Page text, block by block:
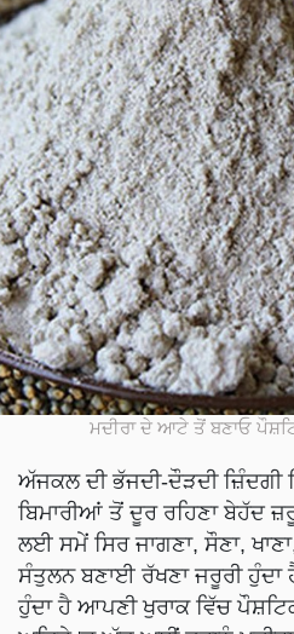
ਮਦੀਰਾ ਦੇ ਆਟੇ ਤੋਂ ਬਣਾਓ
ਅੱਜਕਲ ਦੀ ਭੱਜਦੀ-ਦੌੜਦੀ
ਬਿਮਾਰੀਆਂ ਤੋਂ ਦੂਰ ਰਹਿਣਾ ਬੇਹੱਦ
ਲਈ ਸਮੇਂ ਸਿਰ ਜਾਗਣਾ, ਸੌਣਾ,
ਸੰਤੁਲਨ ਬਣਾਈ ਰੱਖਣਾ ਜਰੂਰੀ
ਹੁੰਦਾ ਹੈ ਆਪਣੀ ਖੁਰਾਕ ਵਿੱਚ